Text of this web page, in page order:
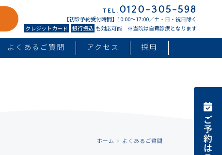
TEL. 0120-305-598
【初診予約受付時間】10:00〜17:00／土・日・祝日除く
クレジットカード
銀行振込 も対応可能 ※当院は自費診療となります
よくあるご質問 アクセス 採用
ホーム よくあるご質問